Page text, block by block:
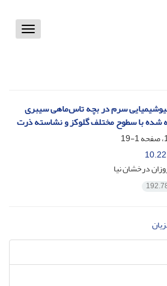
Toggle
سرم در بچه تاس‌ماهی سیبری
1-19
درخشان نیا